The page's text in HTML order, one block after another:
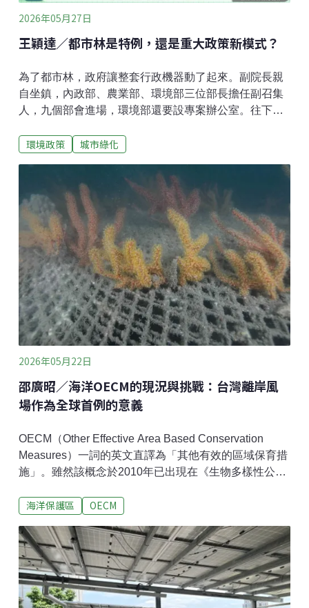
性」。
2026年05月27日
王穎達／都市林是特例，還是重大政策新模式？
為了都市林，政府讓整套行政機器動了起來。副院長親
自坐鎮，內政部、農業部、環境部三位部長擔任副召集
人，九個部會進場，環境部還要設專案辦公室。往下還
護、循環利用、企業參與與地方綠點。這不再是植樹節
林推上國家級治理規格。接下來，政府還預計在今年6月
到10月間，動員學者專家、民間團體、地方政府與企業
代表，辦理50場社會溝通，並在10月向行政院提出六年
期「報院計畫」，納入第四期國家氣候變遷調適行動計
畫；後續也將成立專案辦公室，並研議專法與相關經
費。都市林當然有其必要。台灣都市夏天太熱，國際上
也有不少城市把都市林視為氣候調適的重要手段。要補
上這一塊，不難理解。真正需要追問的，並非要不要種
樹，而是政府為何給都市林這樣的規格待遇。國家級規
格不是無限資源行政體系沒有無限大的會議室，也沒有
用不完的人力。副院長的時間
環境政策 城市綠化
2026年05月22日
邵廣昭／海洋OECM的現況與挑戰：台灣離岸風
場作為全球首例的意義
OECM（Other Effective Area Based Conservation
Measures）一詞的英文直譯為「其他有效的區域保育措
施」。雖然該概念於2010年已出現在《生物多樣性公
當時只是提出「保護區＋其他有效措施」的概念，並沒
（COP14）才通過正式定義與判定標準，強調「非保護
區，但能長期有效保育生物多樣性」。2022年COP15通
過《昆明－蒙特婁全球生物多樣性框架》，將OECM納
入「30×30目標」時，OECM才被正式視為與保護區同
等重要的保育工具。少了它，全球陸域和海域要在2030
海洋保護區 OECM